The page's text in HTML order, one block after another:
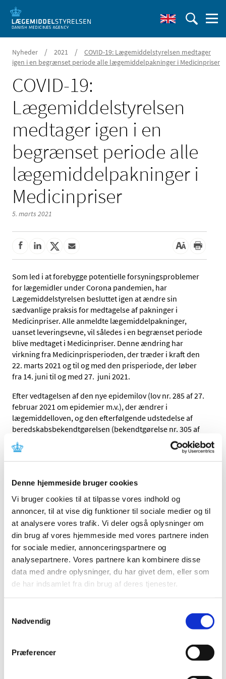
Denne hjemmeside bruger cookies
Vi bruger cookies til at tilpasse vores indhold og
annoncer, til at vise dig funktioner til sociale medier og til
at analysere vores trafik. Vi deler også oplysninger om
din brug af vores hjemmeside med vores partnere inden
for sociale medier, annonceringspartnere og
analysepartnere. Vores partnere kan kombinere disse
data med andre oplysninger, du har givet dem, eller som
de har indsamlet fra din brug af deres tjenester.
Nødvendig
Præferencer
Nyheder / 2021 /
COVID-19: Lægemiddelstyrelsen medtager
igen i en begrænset periode alle lægemiddelpakninger i Medicinpriser
COVID-19:
Lægemiddelstyrelsen
medtager igen i en
begrænset periode alle
lægemiddelpakninger i
Medicinpriser
5. marts 2021
Som led i at forebygge potentielle forsyningsproblemer
for lægemidler under Corona pandemien, har
Lægemiddelstyrelsen besluttet igen at ændre sin
sædvanlige praksis for medtagelse af pakninger i
Medicinpriser. Alle anmeldte lægemiddelpakninger,
uanset leveringsevne, vil således i en begrænset periode
blive medtaget i Medicinpriser. Denne ændring har
virkning fra Medicinprisperioden, der træder i kraft den
22. marts 2021 og til og med den prisperiode, der løber
fra 14. juni til og med 27. juni 2021.
Efter vedtagelsen af den nye epidemilov (lov nr. 285 af 27.
februar 2021 om epidemier m.v.), der ændrer i
lægemiddelloven, og den efterfølgende udstedelse af
beredskabsbekendtgørelsen (bekendtgørelse nr. 305 af
27. februar 2021 om lægemiddelberedskabet), har
sundhedsministeren delvist aktiveret
lægemiddelberedskabet i perioden fra den 1. marts 2021
anvende § 25 i den nye beredskabsbekendtgørelse
led i vores arbejde med håndtering af Corona
pandemiens følger. Lægemiddelstyrelsen vil derfor
medtage alle anmeldte lægemiddelpakninger i
Medicinpriser, uanset om pakningen efter styrelsens
normale praksis ville blive deaktiveret på grund af
utilstrækkelig leveringsevne eller deaktiveret da
pakningen er meldt i leveringssvigt den sidste hverdag før
træder i kraft den 22. marts 2021.
pakninger til denne prisperiode senest den 8. marts 2021